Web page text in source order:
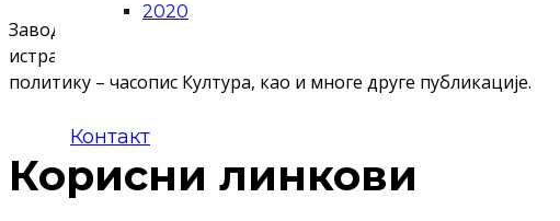
2020
Контакт
Завод за проучавање културног развитка (Запрокул) је
истраживањима, као и израдом студија, анализа и
политику – часопис Култура, као и многе друге публикације.
Корисни линкови